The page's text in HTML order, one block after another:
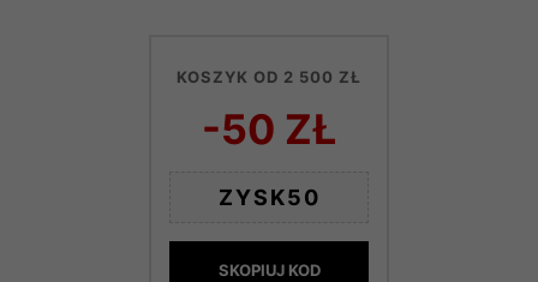
KOSZYK OD 2 500 ZŁ
-50 ZŁ
ZYSK50
SKOPIUJ KOD